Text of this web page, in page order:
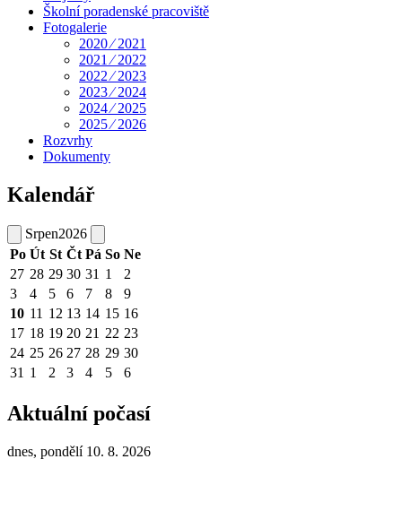
Školní poradenské pracoviště
Fotogalerie
2020 ⁄ 2021
2021 ⁄ 2022
2022 ⁄ 2023
2023 ⁄ 2024
2024 ⁄ 2025
2025 ⁄ 2026
Rozvrhy
Dokumenty
Kalendář
Srpen2026
Po Út St Čt Pá So Ne
27 28 29 30 31 1
2
3
4 5 6 7 8
9
10 11 12 13 14 15 16
17 18 19 20 21 22 23
24 25 26 27 28 29 30
31 1 2 3 4 5 6
Aktuální počasí
dnes, pondělí 10. 8. 2026